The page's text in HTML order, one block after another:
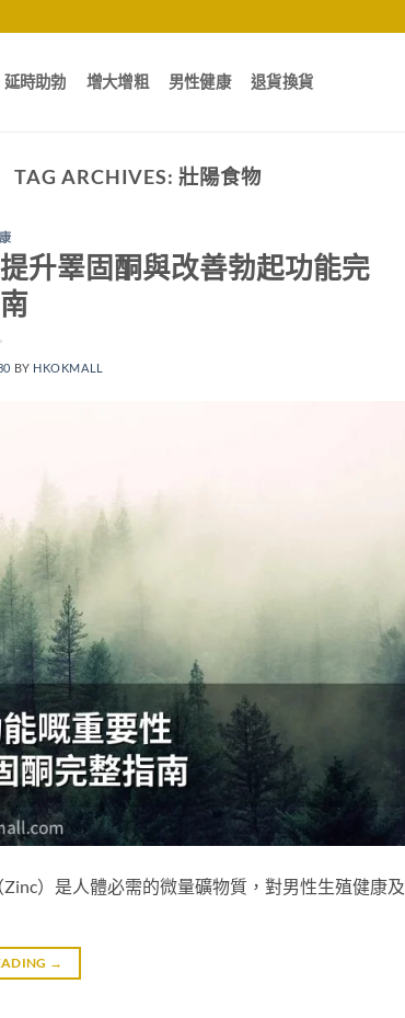
延時助勃 增大增粗 男性健康 退貨換貨
TAG ARCHIVES:壯陽食物
升睪固酮與改善勃起功能完
BY HKOKMALL
）是人體必需的微量礦物質，對男性生殖健康及
→